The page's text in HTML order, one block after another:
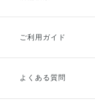
ご利用ガイド
ご利用ガイドトップ
よくある質問